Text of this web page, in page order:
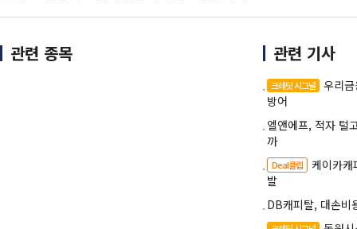
관련 종목 관련 기사
크레딧 시그널
우리
방어
엘앤에프, 적자 털
까
Deal클립
케이카
발
DB캐피탈, 대손